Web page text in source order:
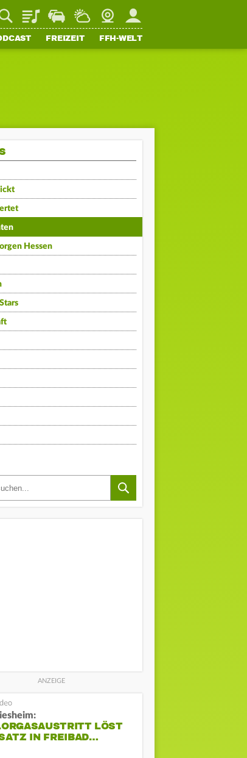
PlaylistStaupilotWetterWebcamMein FFH
FREIZEIT FFH-WELT
Hessen
LÖST
IN FREIBAD…